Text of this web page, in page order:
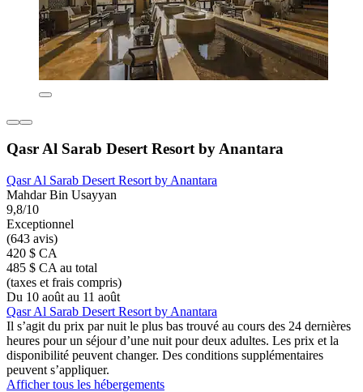
Qasr Al Sarab Desert Resort by Anantara
Qasr Al Sarab Desert Resort by Anantara
Mahdar Bin Usayyan
9,8/10
Exceptionnel
(643 avis)
420 $ CA
485 $ CA au total
(taxes et frais compris)
Du 10 août au 11 août
Qasr Al Sarab Desert Resort by Anantara
Il s’agit du prix par nuit le plus bas trouvé au cours des 24 dernières
heures pour un séjour d’une nuit pour deux adultes. Les prix et la
disponibilité peuvent changer. Des conditions supplémentaires
peuvent s’appliquer.
Afficher tous les hébergements